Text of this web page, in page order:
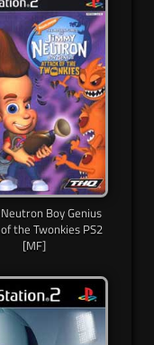
Boy Genius
the Twonkies PS2
[MF]